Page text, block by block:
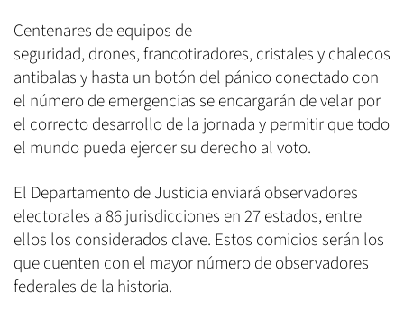
Centenares de equipos de
seguridad, drones, francotiradores, cristales y chalecos
antibalas y hasta un botón del pánico conectado con
el número de emergencias se encargarán de velar por
el correcto desarrollo de la jornada y permitir que todo
el mundo pueda ejercer su derecho al voto.
El Departamento de Justicia enviará observadores
electorales a 86 jurisdicciones en 27 estados, entre
ellos los considerados clave. Estos comicios serán los
que cuenten con el mayor número de observadores
federales de la historia.